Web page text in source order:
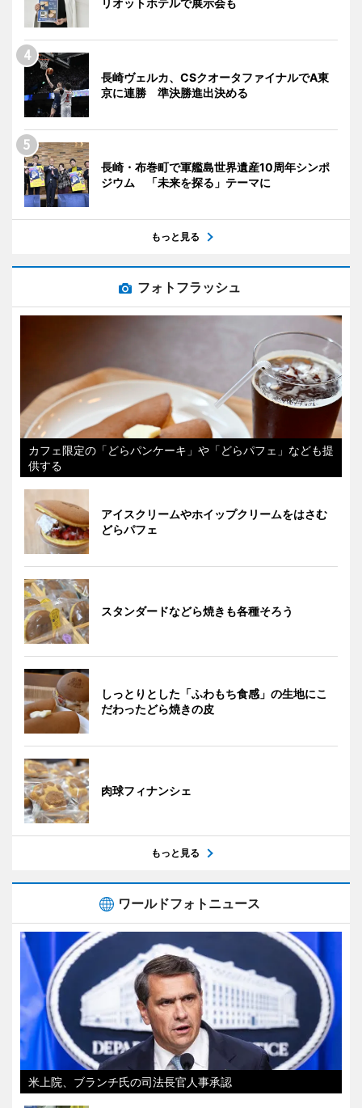
長崎ヴェルカ、CSクオータファイナルでA東
京に連勝 準決勝進出決める
長崎・布巻町で軍艦島世界遺産10周年シンポ
ジウム 「未来を探る」テーマに
もっと見る
フォトフラッシュ
カフェ限定の「どらパンケーキ」や「どらパフェ」なども提
供する
アイスクリームやホイップクリームをはさむ
どらパフェ
スタンダードなどら焼きも各種そろう
しっとりとした「ふわもち食感」の生地にこ
だわったどら焼きの皮
肉球フィナンシェ
もっと見る
ワールドフォトニュース
米上院、ブランチ氏の司法長官人事承認